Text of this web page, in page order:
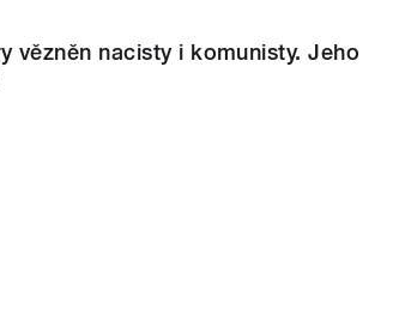
vězněn nacisty i komunisty. Jeho